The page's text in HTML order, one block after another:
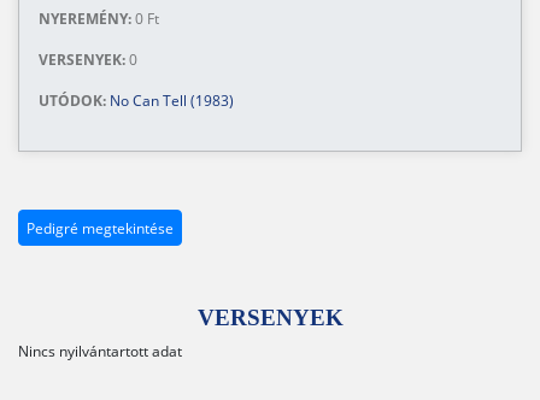
NYEREMÉNY:0 Ft
VERSENYEK:0
UTÓDOK: No Can Tell (1983)
Pedigré megtekintése
VERSENYEK
Nincs nyilvántartott adat